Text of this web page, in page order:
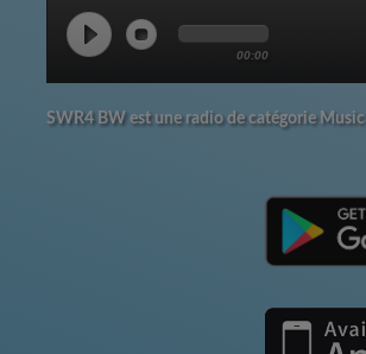
00:00
SWR4 BW est une radio de catégorie Music